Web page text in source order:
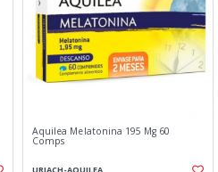
Aquilea Melatonina 195 Mg 60
Comps